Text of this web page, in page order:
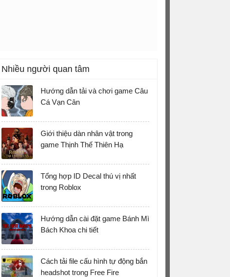
Nhiều người quan tâm
Hướng dẫn tải và chơi game Câu
Cá Vạn Cân
Giới thiệu dàn nhân vật trong
game Thịnh Thế Thiên Hạ
Tổng hợp ID Decal thú vị nhất
trong Roblox
Hướng dẫn cài đặt game Bánh Mì
Bách Khoa chi tiết
Cách tải file cấu hình tự động bắn
headshot trong Free Fire